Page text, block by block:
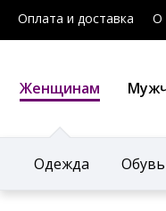
Оплата и доставка О
Женщинам
Одежда Обувь